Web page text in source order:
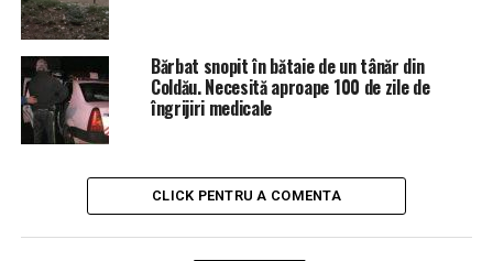
Bărbat snopit în bătaie de un tânăr din
Coldău. Necesită aproape 100 de zile de
îngrijiri medicale
CLICK PENTRU A COMENTA